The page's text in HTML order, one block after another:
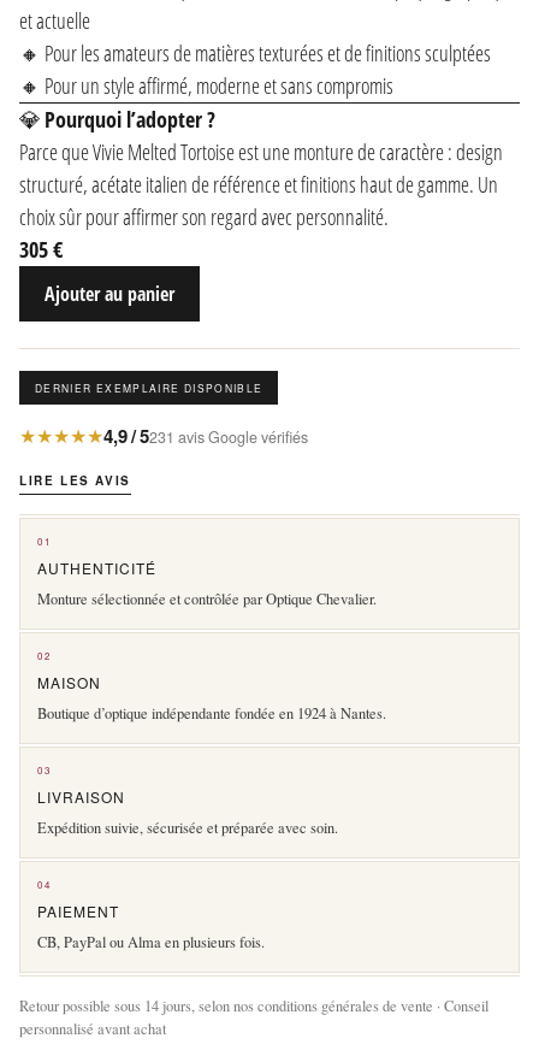
et actuelle
🔸 Pour les amateurs de matières texturées et de finitions sculptées
🔸 Pour un style affirmé, moderne et sans compromis
💎 Pourquoi l’adopter ?
Parce que Vivie Melted Tortoise est une monture de caractère : design
structuré, acétate italien de référence et finitions haut de gamme. Un
choix sûr pour affirmer son regard avec personnalité.
305 €
Ajouter au panier
DERNIER EXEMPLAIRE DISPONIBLE
★★★★★4,9 / 5231 avis Google vérifiés
LIRE LES AVIS
01
AUTHENTICITÉ
Monture sélectionnée et contrôlée par Optique Chevalier.
02
MAISON
Boutique d’optique indépendante fondée en 1924 à Nantes.
03
LIVRAISON
Expédition suivie, sécurisée et préparée avec soin.
04
PAIEMENT
CB, PayPal ou Alma en plusieurs fois.
Retour possible sous 14 jours, selon nos conditions générales de vente · Conseil
personnalisé avant achat